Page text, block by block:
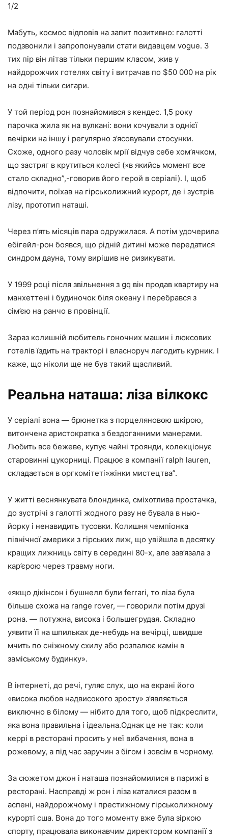
1/2
Мабуть, космос відповів на запит позитивно: галотті
подзвонили і запропонували стати видавцем vogue. З
тих пір він літав тільки першим класом, жив у
найдорожчих готелях світу і витрачав по $50 000 на рік
на одні тільки сигари.
У той період рон познайомився з кендес. 1,5 року
парочка жила як на вулкані: вони кочували з однієї
вечірки на іншу і регулярно з’ясовували стосунки.
Схоже, одного разу чоловік мрії відчув себе хом’ячком,
що застряг в крутиться колесі (»в якийсь момент все
стало складно”,-говорив його герой в серіалі). І, щоб
відпочити, поїхав на гірськолижний курорт, де і зустрів
лізу, прототип наташі.
Через п’ять місяців пара одружилася. А потім удочерила
ебігейл-рон боявся, що рідній дитині може передатися
синдром дауна, тому вирішив не ризикувати.
У 1999 році після звільнення з gq він продав квартиру на
манхеттені і будиночок біля океану і перебрався з
сім’єю на ранчо в провінції.
Зараз колишній любитель гоночних машин і люксових
готелів їздить на тракторі і власноруч лагодить курник. І
каже, що ніколи ще не був такий щасливий.
Реальна наташа: ліза вілкокс
У серіалі вона — брюнетка з порцеляновою шкірою,
витончена аристократка з бездоганними манерами.
Любить все бежеве, купує чайні троянди, колекціонує
старовинні цукорниці. Працює в компанії ralph lauren,
складається в оргкомітеті»жінки мистецтва”.
У житті веснянкувата блондинка, сміхотлива простачка,
до зустрічі з галотті жодного разу не бувала в нью-
йорку і ненавидить тусовки. Колишня чемпіонка
північної америки з гірських лиж, що увійшла в десятку
кращих лижниць світу в середині 80-х, але зав’язала з
кар’єрою через травму ноги.
«якщо дікінсон і бушнелл були ferrari, то ліза була
більше схожа на range rover, — говорили потім друзі
рона. — потужна, висока і большегрудая. Складно
уявити її на шпильках де-небудь на вечірці, швидше
мчить по сніжному схилу або розпалює камін в
заміському будинку».
В інтернеті, до речі, гуляє слух, що на екрані його
«висока любов надвисокого зросту» з’являється
виключно в білому — нібито для того, щоб підкреслити,
яка вона правильна і ідеальна.Однак це не так: коли
керрі в ресторані просить у неї вибачення, вона в
рожевому, а під час заручин з бігом і зовсім в чорному.
За сюжетом джон і наташа познайомилися в парижі в
ресторані. Насправді ж рон і ліза каталися разом в
аспені, найдорожчому і престижному гірськолижному
курорті сша. Вона до того моменту вже була зіркою
спорту, працювала виконавчим директором компанії з